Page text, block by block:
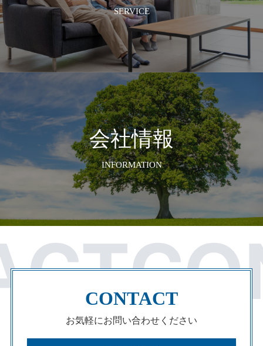
SERVICE
会社情報
INFORMATION
CONTACT
お気軽にお問い合わせください